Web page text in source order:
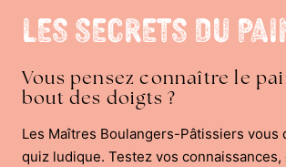
Les Secrets du
Vous pensez connaître le
bout des doigts ?
Les Maîtres Boulangers-Pâtissiers vous
quiz ludique. Testez vos